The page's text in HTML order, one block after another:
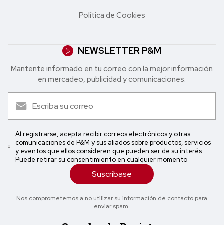
Política de Cookies
NEWSLETTER P&M
Mantente informado en tu correo con la mejor in formación
en mercadeo, publicidad y comunicaciones.
Al registrarse, acepta recibir correos electrónicos y otras
comunicaciones de P&M y sus aliados sobre productos, servicios
y eventos que ellos consideren que pueden ser de su interés.
Puede retirar su consentimiento en cualquier momento
Suscríbase
Nos comprometemos a no utilizar su información de contacto para
enviar spam.